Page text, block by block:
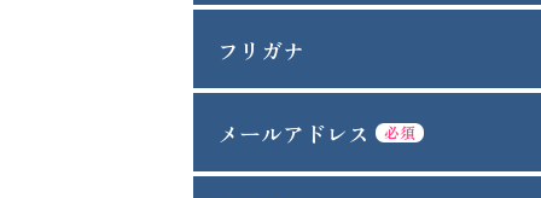
フリガナ
メールアドレス 必須